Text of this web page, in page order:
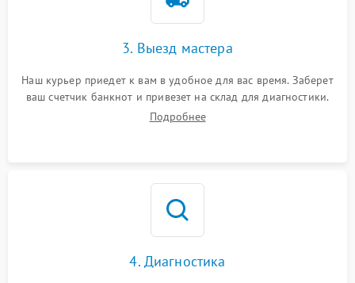
3. Выезд мастера
Наш курьер приедет к вам в удобное для вас время. Заберет
ваш счетчик банкнот и привезет на склад для диагностики.
Подробнее
4. Диагностика